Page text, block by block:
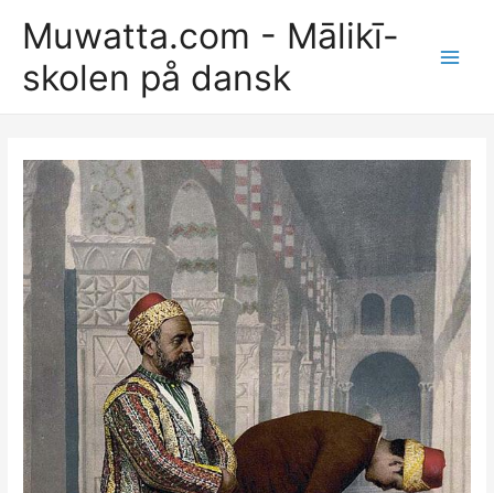
indholdet
Muwatta.com - Mālikī-
skolen på dansk